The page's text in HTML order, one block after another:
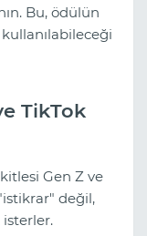
Bu, ödülün
TikTok
Gen Z ve
değil,